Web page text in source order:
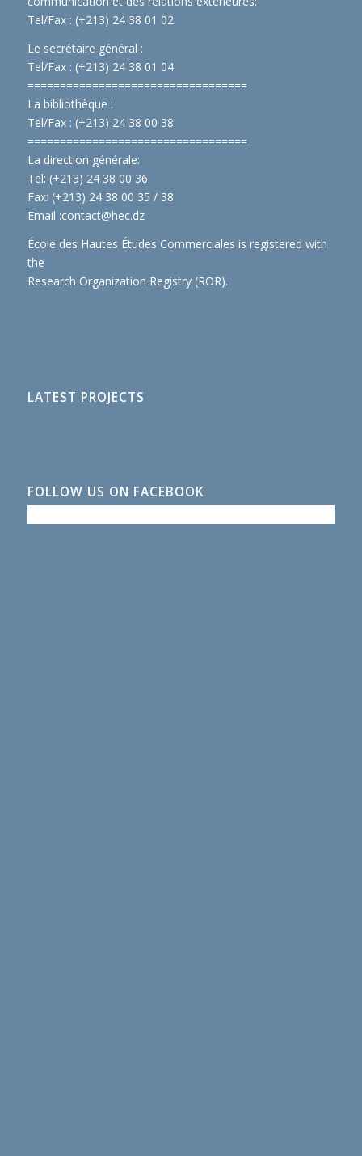
Tel/Fax : (+213) 24 38 01 02
Le secrétaire général :
Tel/Fax : (+213) 24 38 01 04
==================================
La bibliothèque :
Tel/Fax : (+213) 24 38 00 38
==================================
La direction générale:
Tel: (+213) 24 38 00 36
Fax: (+213) 24 38 00 35 / 38
Email :contact@hec.dz
École des Hautes Études Commerciales is registered with
the
Research Organization Registry (ROR).
LATEST PROJECTS
FOLLOW US ON FACEBOOK